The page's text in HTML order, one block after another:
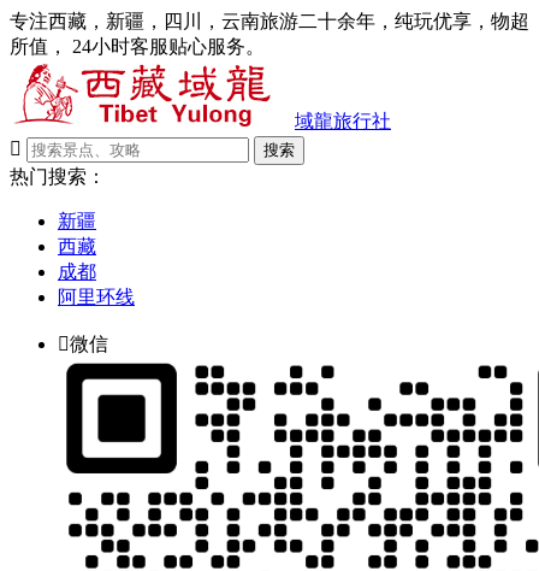
专注西藏，新疆，四川，云南旅游二十余年，纯玩优享，物超
所值， 24小时客服贴心服务。
域龍旅行社

搜索
热门搜索：
新疆
西藏
成都
阿里环线
微信